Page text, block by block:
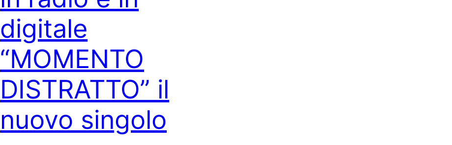
digitale
“MOMENTO
DISTRATTO” il
nuovo singolo